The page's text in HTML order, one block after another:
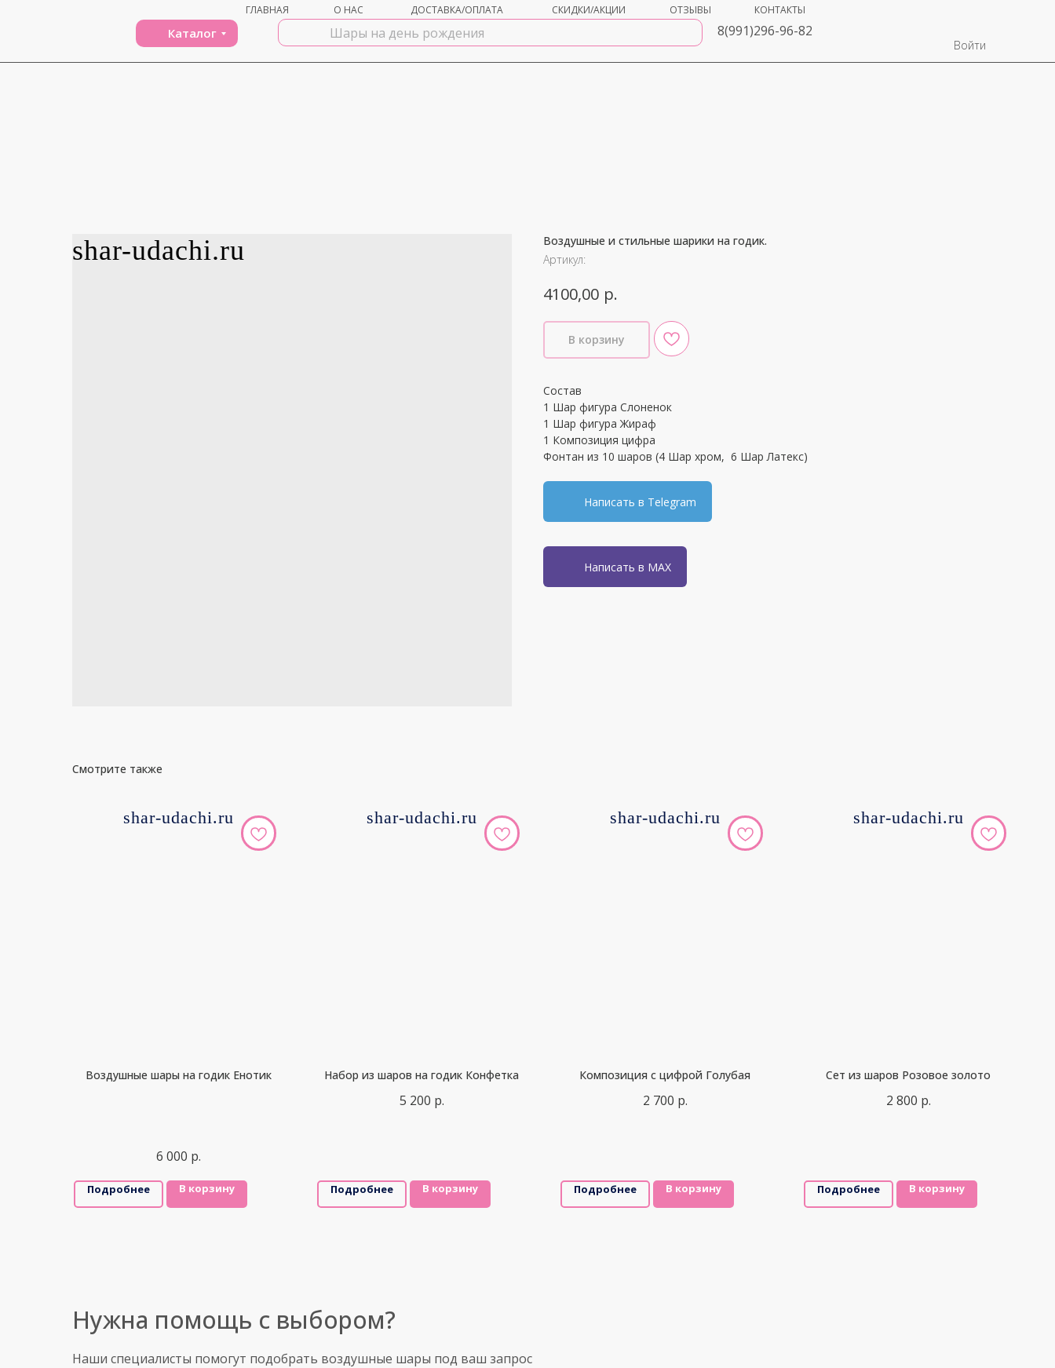
О НАС
ГЛАВНАЯ СКИДКИ/АКЦИИ
ДОСТАВКА/ОПЛАТА ОТЗЫВЫ КОНТАКТЫ
Каталог
Войти
8(991)296-96-82
shar-udachi.ru shar-udachi.ruВоздушные и стильные шарики на годик.
Артикул:
4100,00 р.
В корзину
Состав
1 Шар фигура Слоненок
1 Шар фигура Жираф
1 Композиция цифра
Фонтан из 10 шаров (4 Шар хром, 6 Шар Латекс)
Написать в Telegram
Написать в MAX
Смотрите также
shar-udachi.ru
Воздушные шары на годик Енотик
6 000 р.
Подробнее В корзину
shar-udachi.ru
Набор из шаров на годик Конфетка
5 200 р.
Подробнее В корзину
shar-udachi.ru
Композиция с цифрой Голубая
2 700 р.
Подробнее В корзину
shar-udachi.ru
Сет из шаров Розовое золото
2 800 р.
Подробнее В корзину
Наши специалисты помогут подобрать воздушные шары под ваш запрос
Нужна помощь с выбором?